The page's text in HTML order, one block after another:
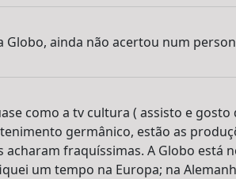
Globo, ainda não acertou num
como a tv cultura ( assisto e
germânico, estão as
acharam fraquíssimas. A Globo está
um tempo na Europa; na